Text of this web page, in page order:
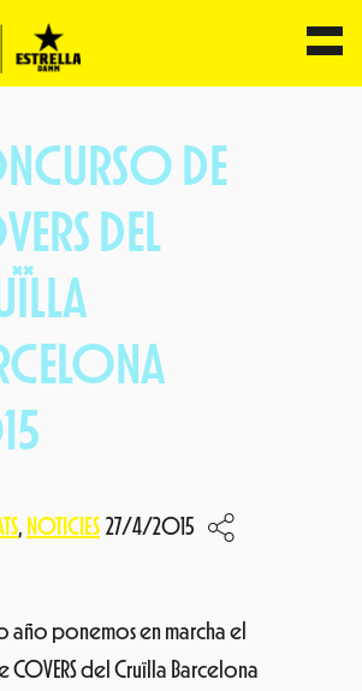
DE
DEL
, NOTICIES 27/4/2015
año ponemos en marcha el
COVERS del Cruïlla Barcelona